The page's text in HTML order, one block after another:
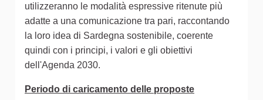
utilizzeranno le modalità espressive ritenute più
adatte a una comunicazione tra pari, raccontando
la loro idea di Sardegna sostenibile, coerente
quindi con i principi, i valori e gli obiettivi
dell'Agenda 2030.
Periodo di caricamento delle proposte